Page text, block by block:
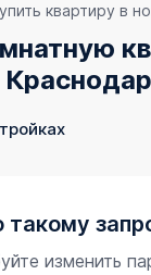
квартиру в
такому
изменить